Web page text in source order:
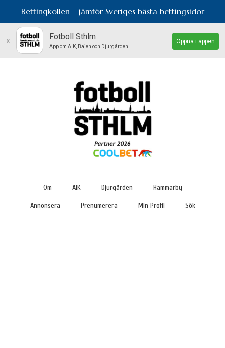
Bettingkollen – jämför Sveriges bästa bettingsidor
x Fotboll Sthlm
App om AIK, Bajen och Djurgården
Öppna i appen
Om AIK Djurgården Hammarby
Annonsera Prenumerera Min Profil Sök